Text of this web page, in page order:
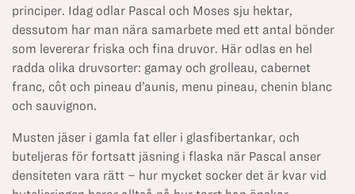
principer. Idag odlar Pascal och Moses sju hektar,
dessutom har man nära samarbete med ett antal bönder
som levererar friska och fina druvor. Här odlas en hel
radda olika druvsorter: gamay och grolleau, cabernet
franc, côt och pineau d’aunis, menu pineau, chenin blanc
och sauvignon.
Musten jäser i gamla fat eller i glasfibertankar, och
buteljeras för fortsatt jäsning i flaska när Pascal anser
densiteten vara rätt – hur mycket socker det är kvar vid